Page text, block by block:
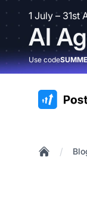
1 July – 31st
AI
Use code
:site.title
/